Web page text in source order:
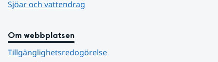
Sjöar och vattendrag
Om webbplatsen
Tillgänglighetsredogörelse